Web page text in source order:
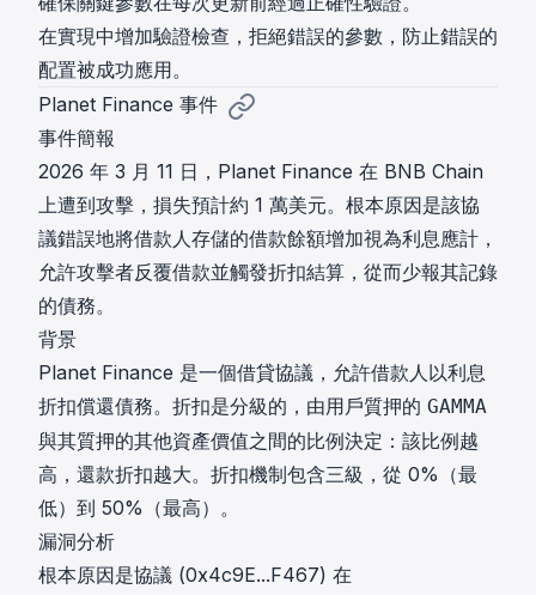
在實現中增加驗證檢查，拒絕錯誤的參數，防止錯誤的
配置被成功應用。
Planet Finance 事件
事件簡報
2026 年 3 月 11 日，Planet Finance 在 BNB Chain
上遭到攻擊，損失預計約 1 萬美元。根本原因是該協
議錯誤地將借款人存儲的借款餘額增加視為利息應計，
允許攻擊者反覆借款並觸發折扣結算，從而少報其記錄
的債務。
背景
Planet Finance 是一個借貸協議，允許借款人以利息
折扣償還債務。折扣是分級的，由用戶質押的 GAMMA
與其質押的其他資產價值之間的比例決定：該比例越
高，還款折扣越大。折扣機制包含三級，從 0%（最
低）到 50%（最高）。
漏洞分析
根本原因是協議 (0x4c9E...F467) 在